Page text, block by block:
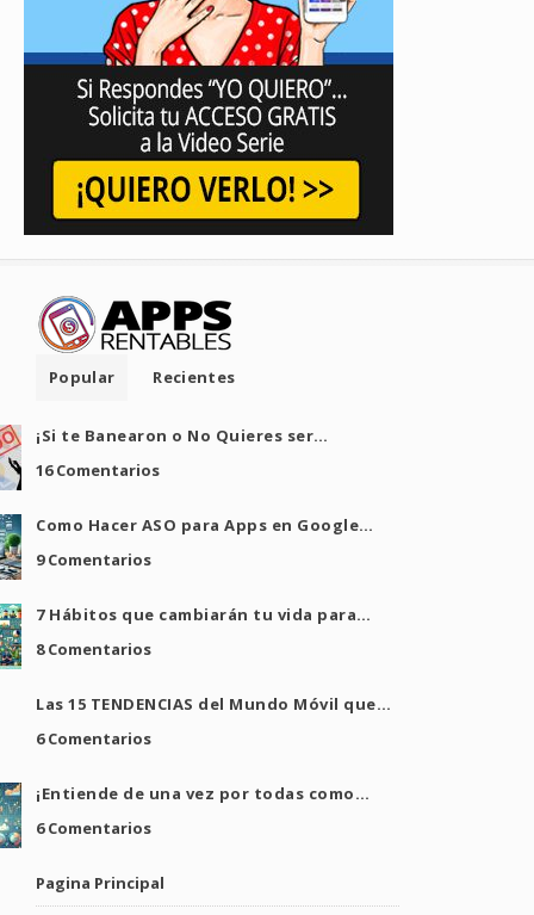
Popular Recientes
¡Si te Banearon o No Quieres ser…
16 Comentarios
Como Hacer ASO para Apps en Google…
9 Comentarios
7 Hábitos que cambiarán tu vida para…
8 Comentarios
Las 15 TENDENCIAS del Mundo Móvil que…
6 Comentarios
¡Entiende de una vez por todas como…
6 Comentarios
Pagina Principal